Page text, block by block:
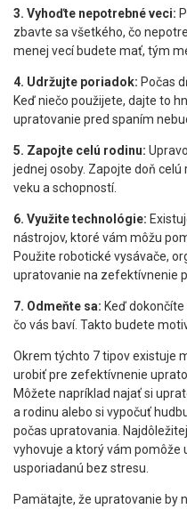
3. Vyhoďte nepotrebné veci:
zbavte sa všetkého, čo
menej vecí budete mať, tým
4. Udržujte poriadok: Počas
Keď niečo použijete, dajte to
upratovanie pred spaním
5. Zapojte celú rodinu:
jednej osoby. Zapojte doň
veku a schopností.
6. Využite technológie:
nástrojov, ktoré vám môžu
Použite robotické vysávače,
upratovanie na zefektívnenie
7. Odmeňte sa: Keď
čo vás baví. Takto budete
Okrem týchto 7 tipov existuje
urobiť pre zefektívnenie
Môžete napríklad najať si
a rodinu alebo si vypočuť
počas upratovania.
vyhovuje a ktorý vám pomôže
usporiadanú bez stresu.
Pamätajte, že upratovanie by